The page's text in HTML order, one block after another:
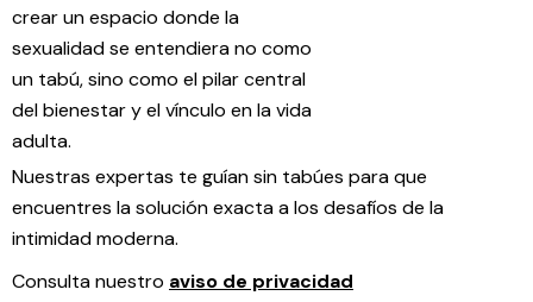
crear un espacio donde la
sexualidad se entendiera no como
un tabú, sino como el pilar central
del bienestar y el vínculo en la vida
adulta.
Nuestras expertas te guían sin tabúes para que
encuentres la solución exacta a los desafíos de la
intimidad moderna.
Consulta nuestro aviso de privacidad